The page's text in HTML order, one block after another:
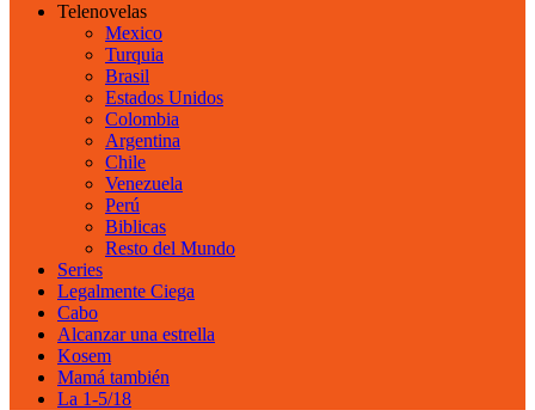
Telenovelas
Mexico
Turquia
Brasil
Estados Unidos
Colombia
Argentina
Chile
Venezuela
Perú
Biblicas
Resto del Mundo
Series
Legalmente Ciega
Cabo
Alcanzar una estrella
Kosem
Mamá también
La 1-5/18